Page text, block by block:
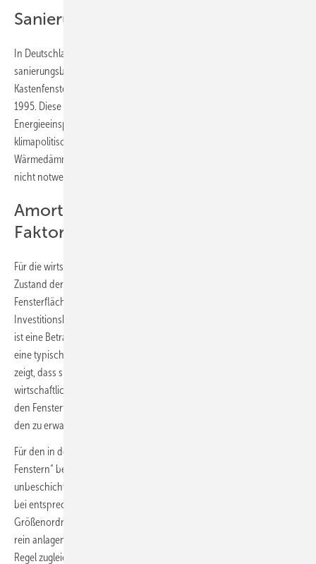
Sanierungsbedarf in Deutschland
In Deutschland sind rund 209 Millionen Fenstereinheiten energetisch
sanierungsbedürftig. Dazu zählen Einfachglasfenster, Verbund- und
Kastenfenster sowie unbeschichtete Isolierverglasungen bis Baujahr
1995. Diese Fenster spielen eine zentrale Rolle für
Energieeinsparungen, wirtschaftliche Amortisation und
klimapolitische Ziele. Der vorzeitige Austausch moderner
Wärmedämmfenster mit beschichteter Isolierverglasung ist dagegen
nicht notwendig.
Amortisation hängt von mehreren
Faktoren ab
Für die wirtschaftliche Bewertung spielen neben dem energetischen
Zustand der Bestandsfenster weitere Faktoren eine Rolle, darunter
Fensterfläche, Gebäudetyp, Energieträger, Energiepreise,
Investitionskosten, mögliche Förderungen und Nutzungsdauer. Richtig
ist eine Betrachtung über die Nutzungsdauer. Moderne Fenster haben
eine typische Lebensdauer von rund 50 Jahren. Die BF/VFF-Studie
zeigt, dass sich der Austausch energetisch veralteter Fenster
wirtschaftlich rechnet, weil die Kosten der eingesparten Energie bei
den Fenstertypen, die älter als 1995 sind, in der Regel bereits unter
den zu erwartenden Energiekosten liegen.
Für den in der BF/VFF-Studie „Mehr Energie sparen mit neuen
Fenstern“ betrachteten Austausch eines alten Fensters mit
unbeschichtetem Isolierglas gegen ein modernes Fenster kann sich
bei entsprechender Rechenlogik eine Amortisation in der
Größenordnung weniger Jahre ergeben. Fenster sind außerdem keine
rein anlagentechnische Investition. Ein Austausch verbessert in der
Regel zugleich Dichtheit, Behaglichkeit, Bedienkomfort, Schall- und